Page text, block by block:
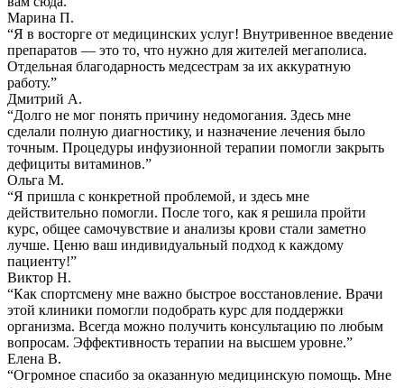
Марина П.
“Я в восторге от медицинских услуг! Внутривенное введение
препаратов — это то, что нужно для жителей мегаполиса.
Отдельная благодарность медсестрам за их аккуратную
работу.”
Дмитрий А.
“Долго не мог понять причину недомогания. Здесь мне
сделали полную диагностику, и назначение лечения было
точным. Процедуры инфузионной терапии помогли закрыть
дефициты витаминов.”
Ольга М.
“Я пришла с конкретной проблемой, и здесь мне
действительно помогли. После того, как я решила пройти
курс, общее самочувствие и анализы крови стали заметно
лучше. Ценю ваш индивидуальный подход к каждому
пациенту!”
Виктор Н.
“Как спортсмену мне важно быстрое восстановление. Врачи
этой клиники помогли подобрать курс для поддержки
организма. Всегда можно получить консультацию по любым
вопросам. Эффективность терапии на высшем уровне.”
Елена В.
“Огромное спасибо за оказанную медицинскую помощь. Мне